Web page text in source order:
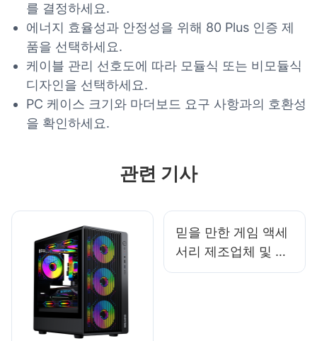
를 결정하세요.
에너지 효율성과 안정성을 위해 80 Plus 인증 제
품을 선택하세요.
케이블 관리 선호도에 따라 모듈식 또는 비모듈식
디자인을 선택하세요.
PC 케이스 크기와 마더보드 요구 사항과의 호환성
을 확인하세요.
관련 기사
믿을 만한 게임 액세
서리 제조업체 및 공
급업체를 찾는 방법